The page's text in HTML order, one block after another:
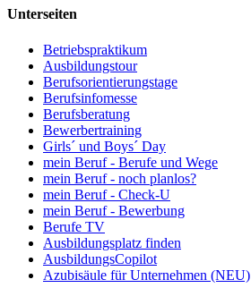
Unterseiten
Betriebspraktikum
Ausbildungstour
Berufsorientierungstage
Berufsinfomesse
Berufsberatung
Bewerbertraining
Girls´ und Boys´ Day
mein Beruf - Berufe und Wege
mein Beruf - noch planlos?
mein Beruf - Check-U
mein Beruf - Bewerbung
Berufe TV
Ausbildungsplatz finden
AusbildungsCopilot
Azubisäule für Unternehmen (NEU)